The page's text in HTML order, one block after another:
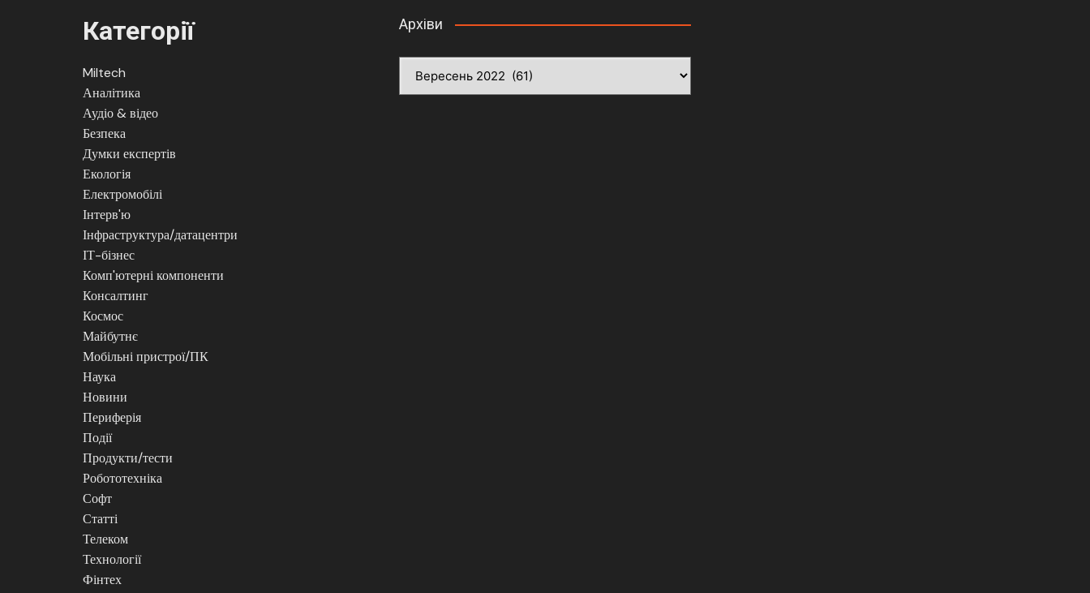
Категорії
Miltech
Аналітика
Аудіо & відео
Безпека
Думки експертів
Екологія
Електромобілі
Інтерв'ю
Інфраструктура/датацентри
ІТ-бізнес
Комп'ютерні компоненти
Консалтинг
Космос
Майбутнє
Мобільні пристрої/ПК
Наука
Новини
Периферія
Події
Продукти/тести
Робототехніка
Софт
Статті
Телеком
Технології
Фінтех
Архіви